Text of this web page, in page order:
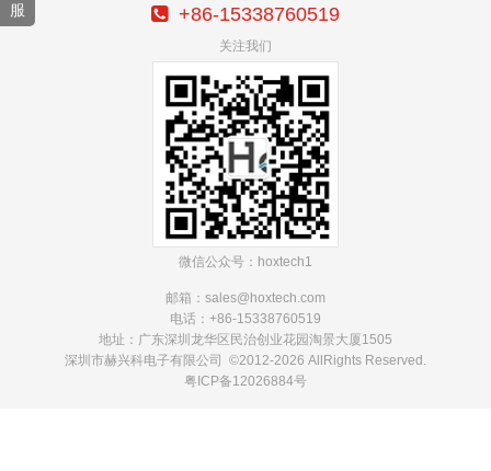
+86-15338760519
关注我们
微信公众号：hoxtech1
邮箱：sales@hoxtech.com
电话：+86-15338760519
地址：广东深圳龙华区民治创业花园淘景大厦1505
深圳市赫兴科电子有限公司 ©2012-2026 AllRights Reserved.
粤ICP备12026884号
服